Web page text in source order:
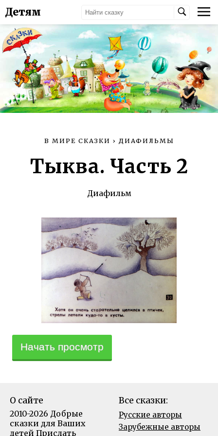
Детям
В МИРЕ СКАЗКИ › ДИАФИЛЬМЫ
Тыква. Часть 2
Диафильм
Начать просмотр
О сайте
2010-2026 Добрые
сказки для Ваших
детей Прислать
Все сказки:
Русские авторы
Зарубежные авторы